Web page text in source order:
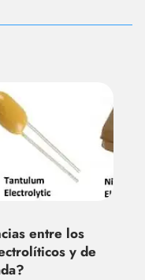
entre los
y de